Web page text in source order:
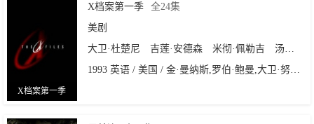
X档案第一季
X档案第一季
全24集
美剧
大卫·杜楚尼
吉莲·安德森 米彻·佩勒吉
汤姆·布莱德伍德
1993 英语 / 美国 / 金·曼纳斯,罗伯·鲍曼,大卫·努特尔,克里斯·卡特